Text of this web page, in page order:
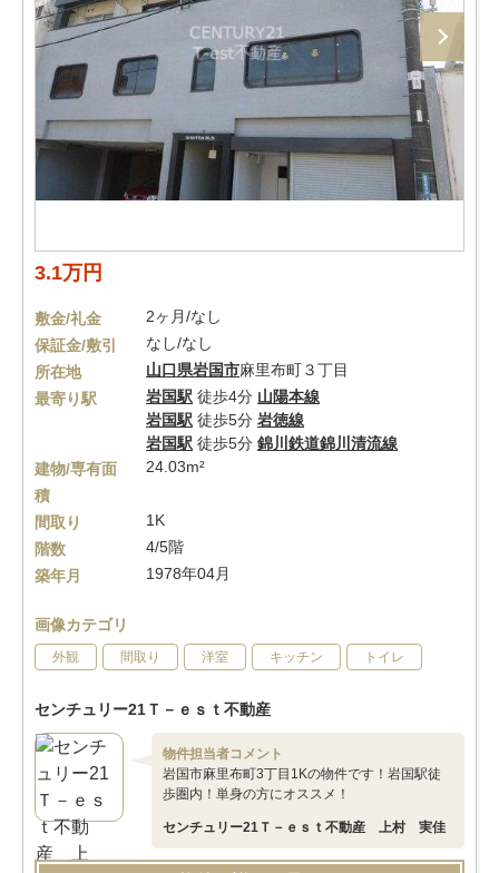
3.1万円
敷金/礼金
2ヶ月/なし
保証金/敷引
なし/なし
所在地
山口県岩国市麻里布町３丁目
最寄り駅
岩国駅 徒歩4分 山陽本線
岩国駅 徒歩5分 岩徳線
岩国駅 徒歩5分 錦川鉄道錦川清流線
建物/専有面
積
24.03m²
間取り
1K
階数
4/5階
築年月
1978年04月
画像カテゴリ
外観 間取り 洋室 キッチン トイレ
センチュリー21Ｔ－ｅｓｔ不動産
物件担当者コメント
岩国市麻里布町3丁目1Kの物件です！岩国駅徒
歩圏内！単身の方にオススメ！
センチュリー21Ｔ－ｅｓｔ不動産 上村 実佳